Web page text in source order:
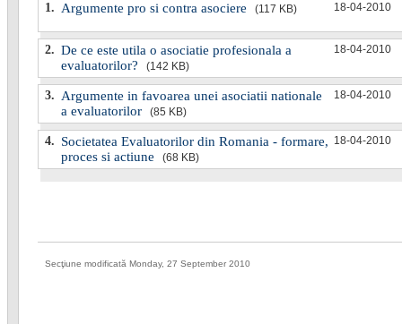
1. Argumente pro si contra asociere (117 KB) 18-04-2010
2. De ce este utila o asociatie profesionala a
evaluatorilor?
(142 KB)
18-04-2010
3. Argumente in favoarea unei asociatii nationale
a evaluatorilor
(85 KB)
18-04-2010
4. Societatea Evaluatorilor din Romania - formare,
proces si actiune
(68 KB)
18-04-2010
Secţiune modificată Monday, 27 September 2010